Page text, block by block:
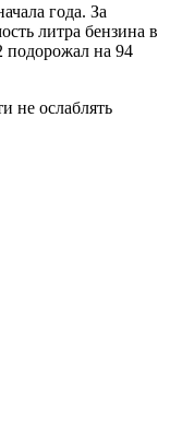
года. За
литра бензина в
подорожал на 94
не ослаблять